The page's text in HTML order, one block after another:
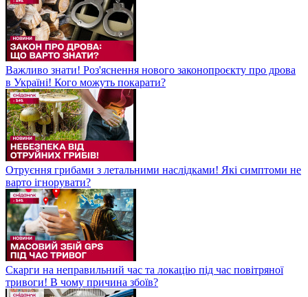
Важливо знати! Роз'яснення нового законопроєкту про дрова
в Україні! Кого можуть покарати?
Отруєння грибами з летальними наслідками! Які симптоми не
варто ігнорувати?
Скарги на неправильний час та локацію під час повітряної
тривоги! В чому причина збоїв?